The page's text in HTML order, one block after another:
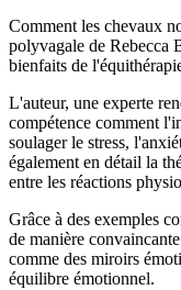
Comment les chevaux
polyvagale de Rebecca
bienfaits de
L'auteur, une experte
compétence comment
soulager le stress,
également en détail la
entre les réactions
Grâce à des exemples
de manière
comme des miroirs
équilibre émotionnel.